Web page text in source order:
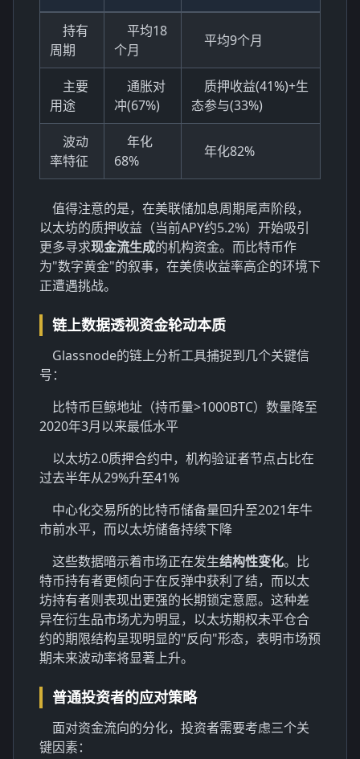
持有
周期
平均18
个月
平均9个月
主要
用途
通胀对
冲(67%)
质押收益(41%)+生
态参与(33%)
波动
率特征
年化
68%
年化82%
值得注意的是，在美联储加息周期尾声阶段，
以太坊的质押收益（当前APY约5.2%）开始吸引
更多寻求现金流生成的机构资金。而比特币作
为"数字黄金"的叙事，在美债收益率高企的环境下
正遭遇挑战。
链上数据透视资金轮动本质
Glassnode的链上分析工具捕捉到几个关键信
号：
比特币巨鲸地址（持币量>1000BTC）数量降至
2020年3月以来最低水平
以太坊2.0质押合约中，机构验证者节点占比在
过去半年从29%升至41%
中心化交易所的比特币储备量回升至2021年牛
市前水平，而以太坊储备持续下降
这些数据暗示着市场正在发生结构性变化。比
特币持有者更倾向于在反弹中获利了结，而以太
坊持有者则表现出更强的长期锁定意愿。这种差
异在衍生品市场尤为明显，以太坊期权未平仓合
约的期限结构呈现明显的"反向"形态，表明市场预
期未来波动率将显著上升。
普通投资者的应对策略
面对资金流向的分化，投资者需要考虑三个关
键因素：